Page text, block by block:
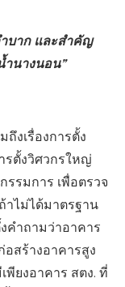
บาก และสำคัญ
ำนางนอน”
งเรื่องการตั้ง
รตั้งวิศวกรใหญ่
รรมการ เพื่อตรวจ
าไม่ได้มาตรฐาน
คำถามว่าอาคาร
สร้างอาคารสูง
ยงอาคาร สตง. ที่